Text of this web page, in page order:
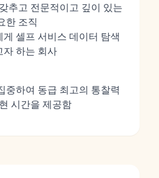
추고 전문적이고 깊이 있는
한 조직
셀프 서비스 데이터 탐색
자 하는 회사
중하여 동급 최고의 통찰력
시간을 제공함